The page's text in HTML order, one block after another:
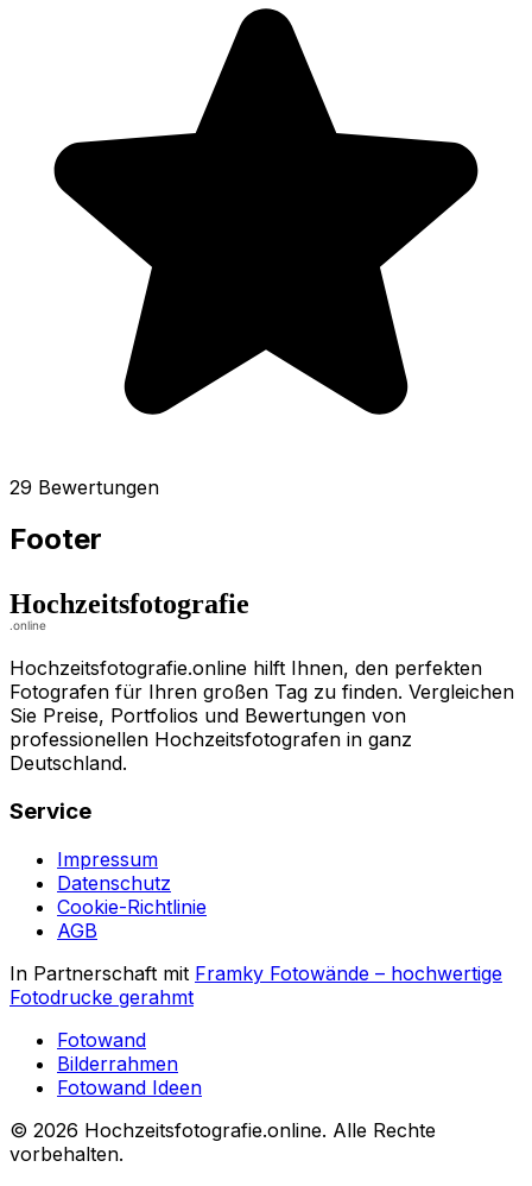
29 Bewertungen
Footer
Hochzeitsfotografie.online hilft Ihnen, den perfekten
Fotografen für Ihren großen Tag zu finden. Vergleichen
Sie Preise, Portfolios und Bewertungen von
professionellen Hochzeitsfotografen in ganz
Deutschland.
Service
Impressum
Datenschutz
Cookie-Richtlinie
AGB
In Partnerschaft mit Framky Fotowände – hochwertige
Fotodrucke gerahmt
Fotowand
Bilderrahmen
Fotowand Ideen
© 2026 Hochzeitsfotografie.online. Alle Rechte
vorbehalten.